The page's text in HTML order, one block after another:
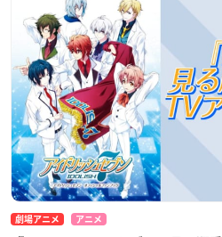
劇場アニメ アニメ